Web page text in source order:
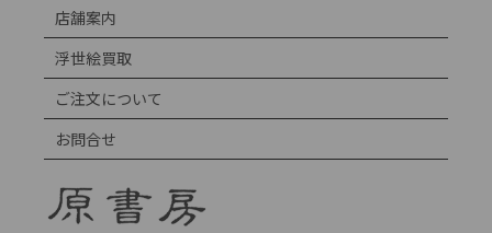
店舗案内
浮世絵買取
ご注文について
お問合せ